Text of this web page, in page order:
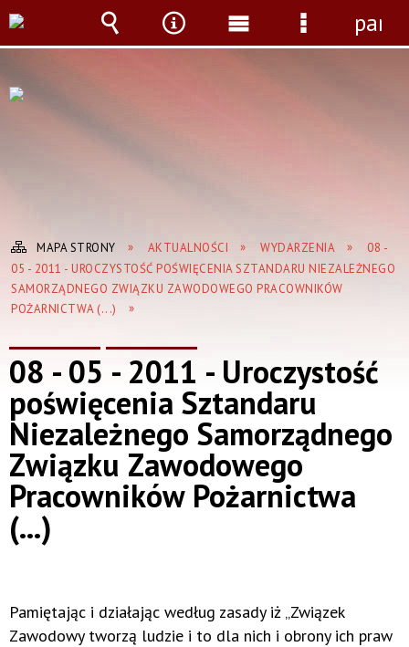
MAPA STRONY AKTUALNOŚCI WYDARZENIA
08 -
05 - 2011 - UROCZYSTOŚĆ POŚWIĘCENIA SZTANDARU NIEZALEŻNEGO
SAMORZĄDNEGO ZWIĄZKU ZAWODOWEGO PRACOWNIKÓW
POŻARNICTWA (...)
08 - 05 - 2011 - Uroczystość
poświęcenia Sztandaru
Niezależnego Samorządnego
Związku Zawodowego
Pracowników Pożarnictwa
(...)
Pamiętając i działając według zasady iż „Związek
Zawodowy tworzą ludzie i to dla nich i obrony ich praw
Wyszukiwarka
Narzędzia
Menu
główne
Menu
panel